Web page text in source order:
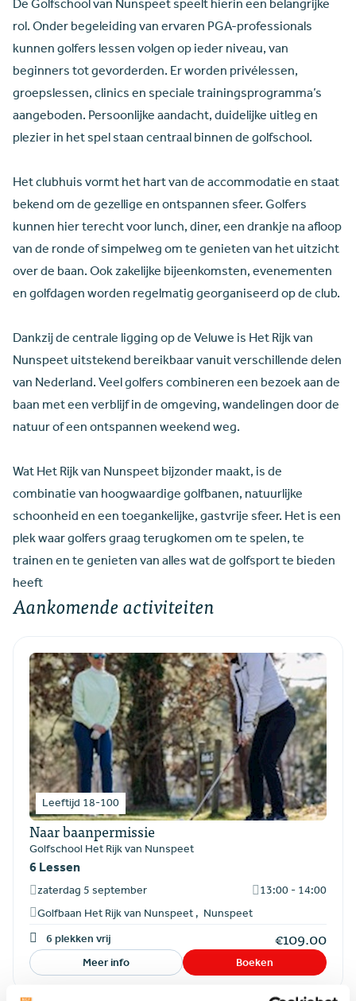
rol. Onder begeleiding van ervaren PGA-professionals
kunnen golfers lessen volgen op ieder niveau, van
beginners tot gevorderden. Er worden privélessen,
groepslessen, clinics en speciale trainingsprogramma’s
aangeboden. Persoonlijke aandacht, duidelijke uitleg en
plezier in het spel staan centraal binnen de golfschool.
Het clubhuis vormt het hart van de accommodatie en staat
bekend om de gezellige en ontspannen sfeer. Golfers
kunnen hier terecht voor lunch, diner, een drankje na afloop
van de ronde of simpelweg om te genieten van het uitzicht
over de baan. Ook zakelijke bijeenkomsten, evenementen
en golfdagen worden regelmatig georganiseerd op de club.
Dankzij de centrale ligging op de Veluwe is Het Rijk van
Nunspeet uitstekend bereikbaar vanuit verschillende delen
van Nederland. Veel golfers combineren een bezoek aan de
baan met een verblijf in de omgeving, wandelingen door de
natuur of een ontspannen weekend weg.
Wat Het Rijk van Nunspeet bijzonder maakt, is de
combinatie van hoogwaardige golfbanen, natuurlijke
schoonheid en een toegankelijke, gastvrije sfeer. Het is een
plek waar golfers graag terugkomen om te spelen, te
trainen en te genieten van alles wat de golfsport te bieden
heeft
Aankomende activiteiten
Leeftijd 18-100
Naar baanpermissie
Golfschool Het Rijk van Nunspeet
6 Lessen
zaterdag 5 september
13:00 - 14:00
Golfbaan Het Rijk van Nunspeet, Nunspeet
6 plekken vrij €109.00
Meer info Boeken